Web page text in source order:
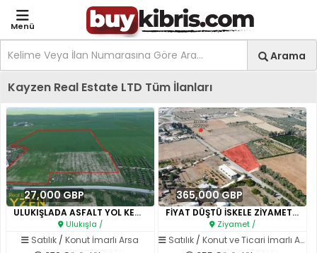
Menü
Ara
Arama
Kıbrıs İlan Platformu |
Kayzen Real Estate LTD Tüm İlanları
27,000 GBP
ULUKIŞLADA ASFALT YOL KENARI E..
Ulukışla /
Satılık /Konut İmarlı Arsa
365,000 GBP
FİYAT DÜŞTÜ İSKELE ZİYAMET YAT..
Ziyamet /
Satılık/ Konut ve Ticari İmarlı Arsa